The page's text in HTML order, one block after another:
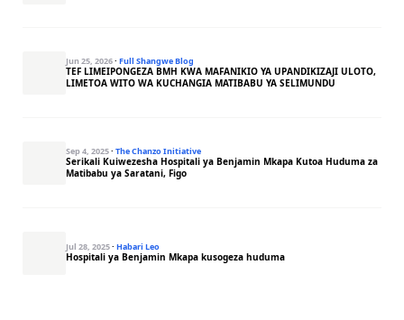
Jun 25, 2026· Full Shangwe Blog
TEF LIMEIPONGEZA BMH KWA MAFANIKIO YA UPANDIKIZAJI ULOTO,
LIMETOA WITO WA KUCHANGIA MATIBABU YA SELIMUNDU
Sep 4, 2025· The Chanzo Initiative
Serikali Kuiwezesha Hospitali ya Benjamin Mkapa Kutoa Huduma za
Matibabu ya Saratani, Figo
Jul 28, 2025· Habari Leo
Hospitali ya Benjamin Mkapa kusogeza huduma